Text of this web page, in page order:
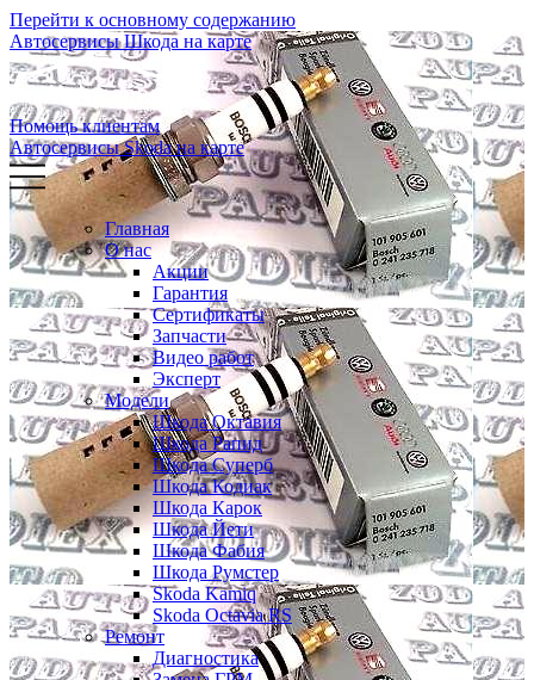
Перейти к основному содержанию
Автосервисы Шкода на карте
Помощь клиентам
Автосервисы Skoda на карте
Главная
О нас
Акции
Гарантия
Сертификаты
Запчасти
Видео работ
Эксперт
Модели
Шкода Октавия
Шкода Рапид
Шкода Суперб
Шкода Кодиак
Шкода Карок
Шкода Йети
Шкода Фабия
Шкода Румстер
Skoda Kamiq
Skoda Octavia RS
Ремонт
Диагностика